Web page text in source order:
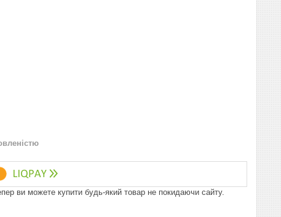
ви можете купити будь-який товар не покидаючи сайту.